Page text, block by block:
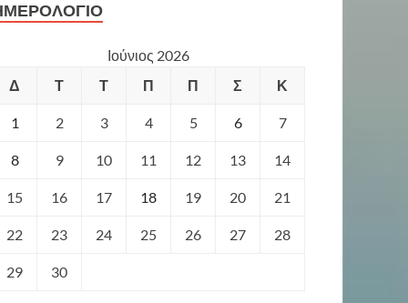
Ιούνιος 2026
Δ
Τ Τ Π Π Σ Κ
1 2 3 4 5 6 7
8 9 10 11 12 13 14
15 16 17 18 19 20 21
22 23 24 25 26 27 28
29 30